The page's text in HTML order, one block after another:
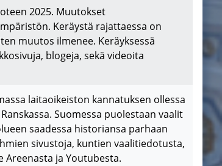
2025. Muutokset
Keräystä rajattaessa on
muutos ilmenee. Keräyksessä
blogeja, sekä videoita
laitaoikeiston kannatuksen ollessa
Suomessa puolestaan vaalit
saadessa historiansa parhaan
sivustoja, kuntien vaalitiedotusta,
Areenasta ja Youtubesta.